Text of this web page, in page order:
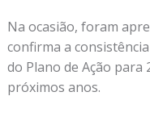
Na ocasião, foram
confirma a
do Plano de Ação para
próximos anos.